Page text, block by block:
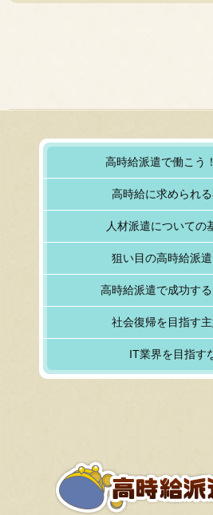
高時給派遣で働こう
高時給に求められ
人材派遣についての
狙い目の高時給派遣
高時給派遣で成功す
社会復帰を目指す
IT業界を目指す